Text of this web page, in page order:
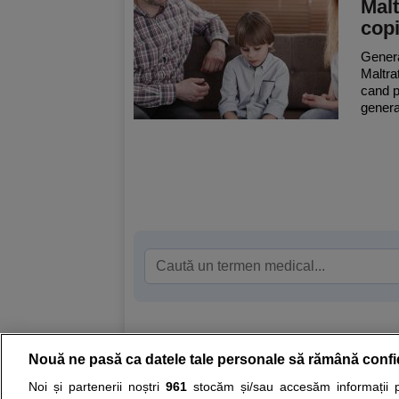
cand
Resurse: Autoevaluare simptome
Nouă ne pasă ca datele tale personale să rămână
Noi și partenerii noștri 961stocăm și/sau accesăm informații